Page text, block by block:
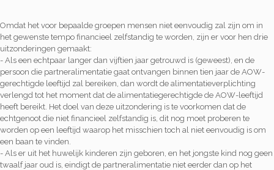
Omdat het voor bepaalde groepen mensen niet eenvoudig zal zijn om in
het gewenste tempo financieel zelfstandig te worden, zijn er voor hen drie
uitzonderingen gemaakt:
- Als een echtpaar langer dan vijftien jaar getrouwd is (geweest), en de
persoon die partneralimentatie gaat ontvangen binnen tien jaar de AOW-
gerechtigde leeftijd zal bereiken, dan wordt de alimentatieverplichting
verlengd tot het moment dat de alimentatiegerechtigde de AOW-leeftijd
heeft bereikt. Het doel van deze uitzondering is te voorkomen dat de
echtgenoot die niet financieel zelfstandig is, dit nog moet proberen te
worden op een leeftijd waarop het misschien toch al niet eenvoudig is om
een baan te vinden.
- Als er uit het huwelijk kinderen zijn geboren, en het jongste kind nog geen
twaalf jaar oud is, eindigt de partneralimentatie niet eerder dan op het